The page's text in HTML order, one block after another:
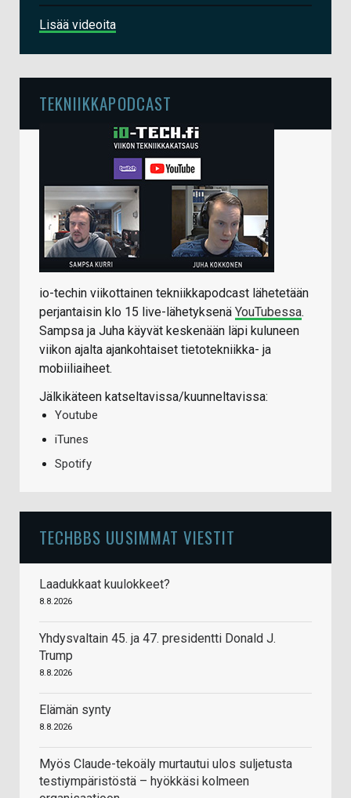
Lisää videoita
TEKNIIKKAPODCAST
io-techin viikottainen tekniikkapodcast lähetetään
perjantaisin klo 15 live-lähetyksenä YouTubessa.
Sampsa ja Juha käyvät keskenään läpi kuluneen
viikon ajalta ajankohtaiset tietotekniikka- ja
mobiiliaiheet.
Jälkikäteen katseltavissa/kuunneltavissa:
Youtube
iTunes
Spotify
TECHBBS UUSIMMAT VIESTIT
Laadukkaat kuulokkeet?
8.8.2026
Yhdysvaltain 45. ja 47. presidentti Donald J.
Trump
8.8.2026
Elämän synty
8.8.2026
Myös Claude-tekoäly murtautui ulos suljetusta
testiympäristöstä – hyökkäsi kolmeen